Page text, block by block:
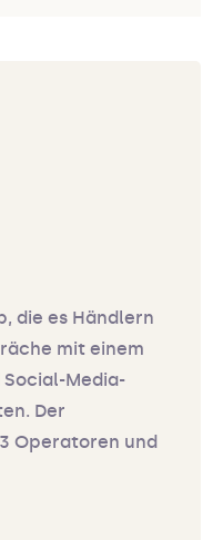
die es Händlern
mit einem
Media-
Der
Operatoren und